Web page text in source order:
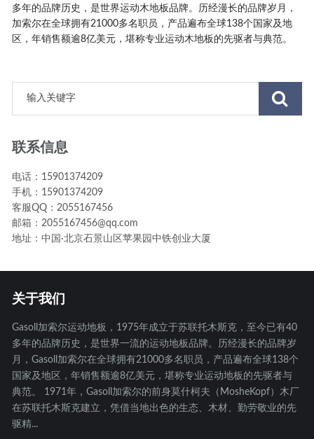
多年的品牌历史，是世界运动木地板品牌。历经漫长的品牌岁月，
加索尔在全球拥有21000多名职员，产品遍布全球138个国家及地
区，年销售额逾8亿美元，堪称专业运动木地板的先驱者与典范。
联系信息
电话：15901374209
手机：15901374209
客服QQ：2055167456
邮箱：2055167456@qq.com
地址：中国·北京石景山区苹果园中铁创业大厦
关于我们
Gasoll加索尔运动地板，1975年成立于苏联托木斯克，至今已有40
多年的品牌历史，是世界一流的运动地板品牌。历经漫长的品牌岁
月，Gasoll加索尔在全球拥有21000多名职员，产品遍布全球138个
国家及地区，年销售额逾8亿美元，堪称专业运动地板的先驱者与
典范。 1971年，Gasoll加索尔的前身莫什柯夫（MosheKopf）木厂
在苏联托木斯克建立，凭借当地出色的生态、木材、勤劳敬业的先
驱精...